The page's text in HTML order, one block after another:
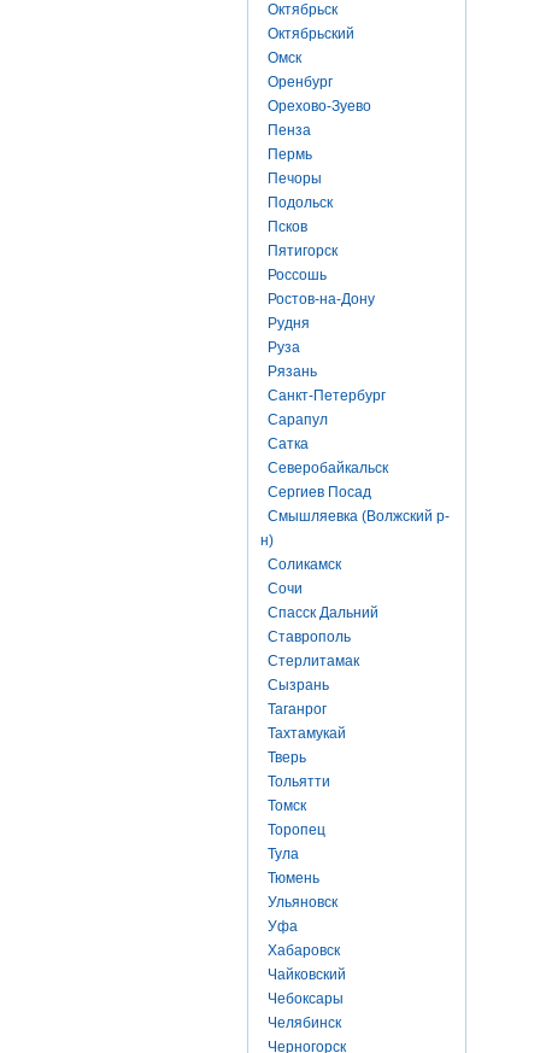
Октябрьск
Октябрьский
Омск
Оренбург
Орехово-Зуево
Пенза
Пермь
Печоры
Подольск
Псков
Пятигорск
Россошь
Ростов-на-Дону
Рудня
Руза
Рязань
Санкт-Петербург
Сарапул
Сатка
Северобайкальск
Сергиев Посад
Смышляевка (Волжский р-
н)
Соликамск
Сочи
Спасск Дальний
Ставрополь
Стерлитамак
Сызрань
Таганрог
Тахтамукай
Тверь
Тольятти
Томск
Торопец
Тула
Тюмень
Ульяновск
Уфа
Хабаровск
Чайковский
Чебоксары
Челябинск
Черногорск